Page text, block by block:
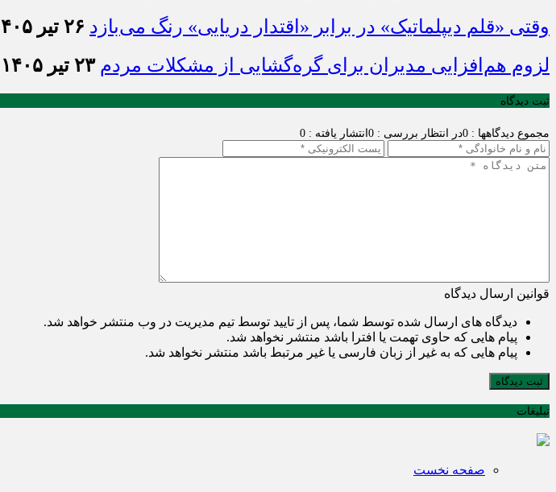
وقتی «قلم دیپلماتیک» در برابر «اقتدار دریایی» رنگ می‌بازد ۲۶ تیر ۱۴۰۵ - ۱۹:۵۰
لزوم هم‌افزایی مدیران برای گره‌گشایی از مشکلات مردم ۲۳ تیر ۱۴۰۵ - ۱۸:۲۸
ثبت دیدگاه
مجموع دیدگاهها : 0 در انتظار بررسی : 0 انتشار یافته : 0
قوانین ارسال دیدگاه
دیدگاه های ارسال شده توسط شما، پس از تایید توسط تیم مدیریت در وب منتشر خواهد شد.
پیام هایی که حاوی تهمت یا افترا باشد منتشر نخواهد شد.
پیام هایی که به غیر از زبان فارسی یا غیر مرتبط باشد منتشر نخواهد شد.
ثبت دیدگاه
تبلیغات
صفحه نخست